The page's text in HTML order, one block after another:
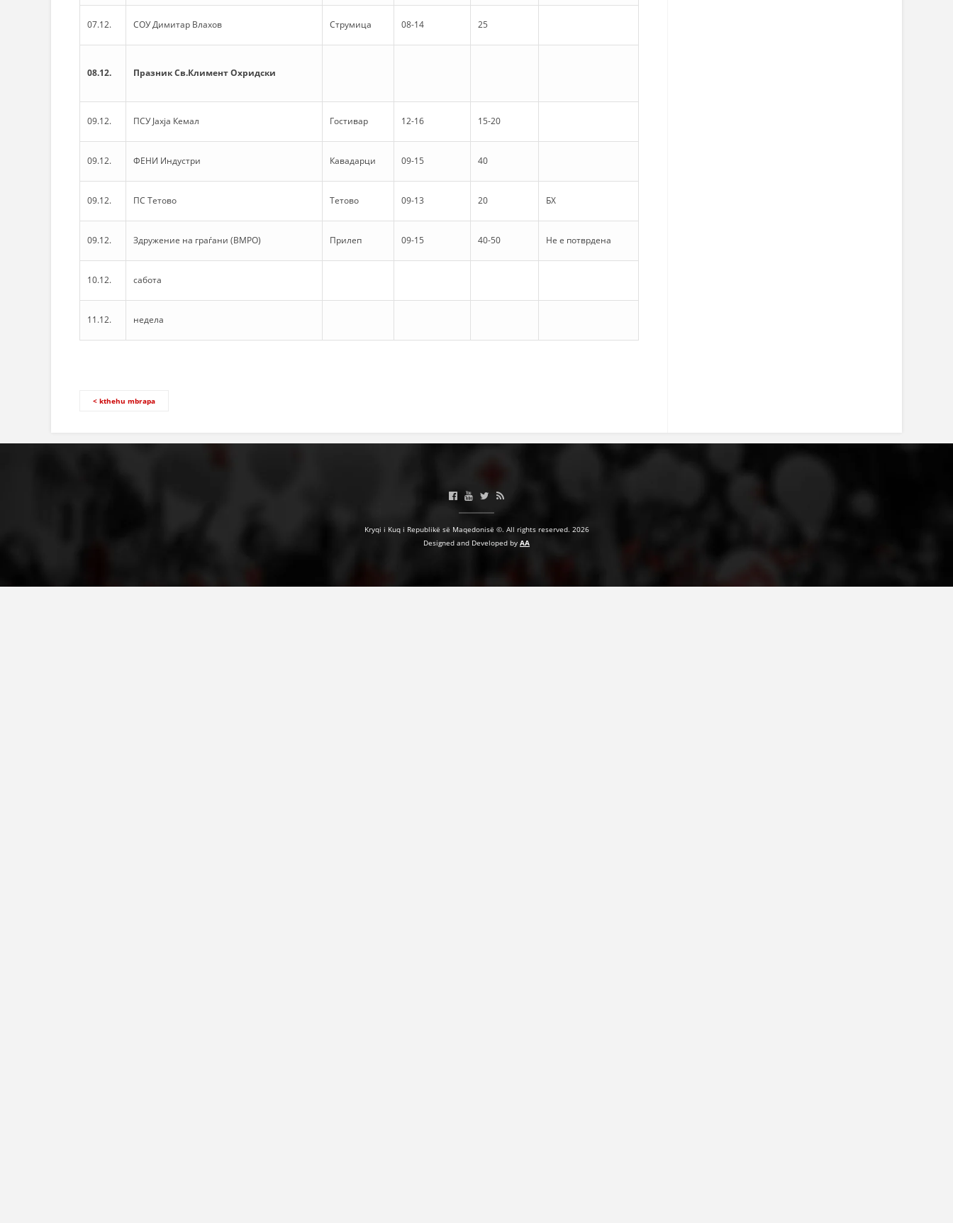
DORACAKË
BROCHURES
07.12. СОУ Димитар Влахов Струмица 08-14 25
08.12. Празник Св.Климент Охридски
09.12. ПСУ Јахја Кемал Гостивар 12-16 15-20
09.12. ФЕНИ Индустри Кавадарци 09-15 40
09.12. ПС Тетово Тетово 09-13 20 БХ
09.12. Здружение на граѓани (ВМРО) Прилеп 09-15 40-50 Не е потврдена
10.12. сабота
11.12. недела
< kthehu mbrapa
Kryqi i Kuq i Republikë së Maqedonisë ©. All rights reserved. 2026
Designed and Developed by AA